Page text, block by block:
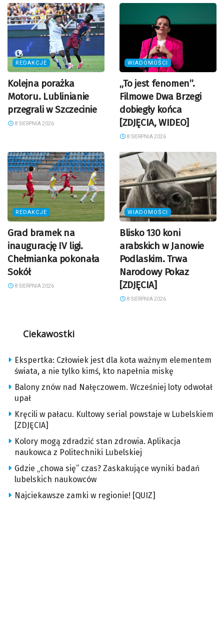
REDAKCJE
Kolejna porażka
Motoru. Lublinianie
przegrali w Szczecinie
8 SIERPNIA 2026
WIADOMOŚCI
„To jest fenomen”.
Filmowe Dwa Brzegi
dobiegły końca
[ZDJĘCIA, WIDEO]
8 SIERPNIA 2026
REDAKCJE
Grad bramek na
inaugurację IV ligi.
Chełmianka pokonała
Sokół
8 SIERPNIA 2026
WIADOMOŚCI
Blisko 130 koni
arabskich w Janowie
Podlaskim. Trwa
Narodowy Pokaz
[ZDJĘCIA]
8 SIERPNIA 2026
Ciekawostki
Ekspertka: Człowiek jest dla kota ważnym elementem
świata, a nie tylko kimś, kto napełnia miskę
Balony znów nad Nałęczowem. Wcześniej loty odwołał
upał
Kręcili w pałacu. Kultowy serial powstaje w Lubelskiem
[ZDJĘCIA]
Kolory mogą zdradzić stan zdrowia. Aplikacja
naukowca z Politechniki Lubelskiej
Gdzie „chowa się” czas? Zaskakujące wyniki badań
lubelskich naukowców
Najciekawsze zamki w regionie! [QUIZ]